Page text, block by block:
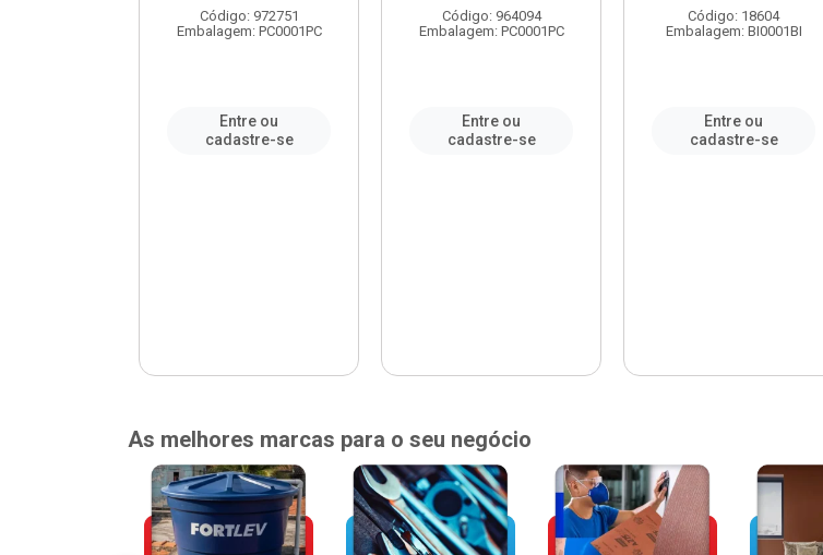
Código: 972751
Embalagem: PC0001PC
Entre ou
cadastre-se
Código: 964094
Embalagem: PC0001PC
Entre ou
cadastre-se
Código: 18604
Embalagem: BI0001BI
Entre ou
cadastre-se
As melhores marcas para o seu negócio